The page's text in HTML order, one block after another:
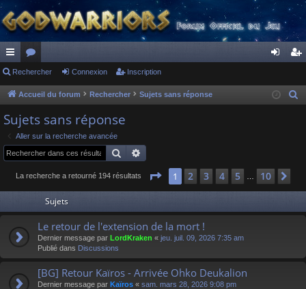
ac
co
ur
ci
s
or
u
s
ne cri
Rechercher Connexion Inscription
Accueil du forum Rechercher Sujets sans réponse
e
Sujets sans réponse
Aller sur la recherche avancée
Rechercher
La recherche a retourné 194 résultats Page 1sur 10
1 2 3 4 5 10
Sujets
Le retour de l'extension de la mort !
Dernier message par LordKraken « jeu. juil. 09, 2026 7:35 am
Publié dans Discussions
[BG] Retour Kaïros - Arrivée Ohko Deukalion
Dernier message par Kaïros « sam. mars 28, 2026 9:08 pm